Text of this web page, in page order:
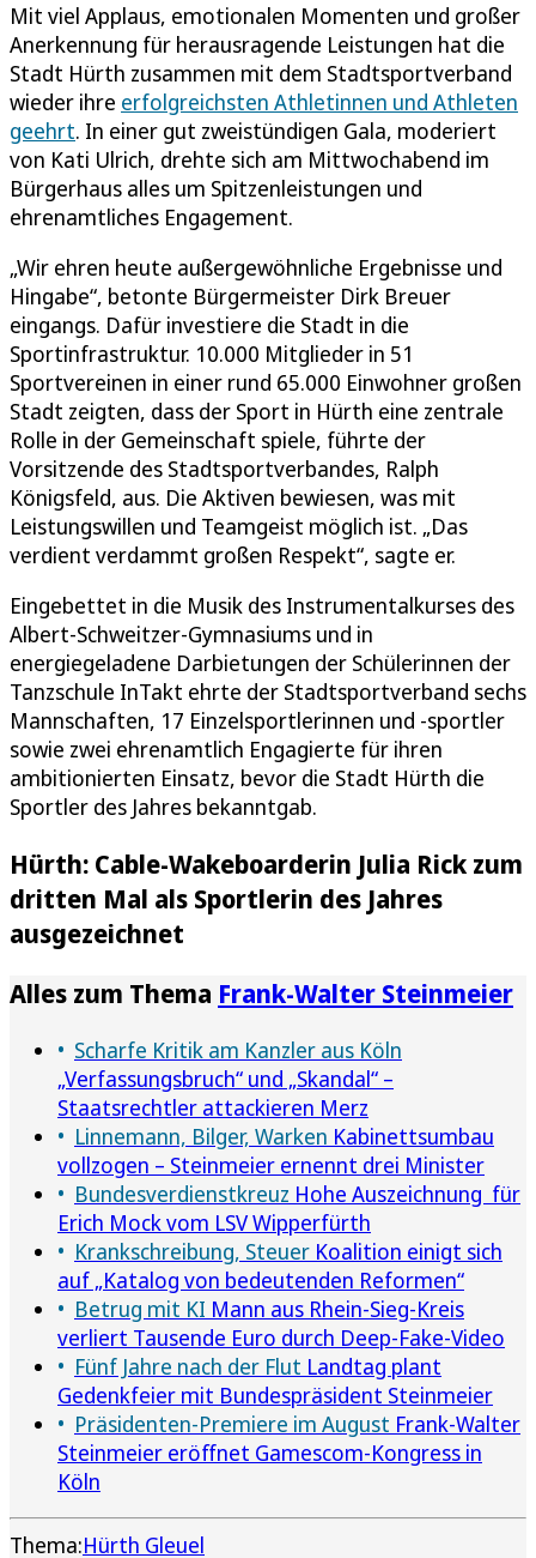
Mit viel Applaus, emotionalen Momenten und großer
Anerkennung für herausragende Leistungen hat die
Stadt Hürth zusammen mit dem Stadtsportverband
wieder ihre erfolgreichsten Athletinnen und Athleten
geehrt. In einer gut zweistündigen Gala, moderiert
von Kati Ulrich, drehte sich am Mittwochabend im
Bürgerhaus alles um Spitzenleistungen und
ehrenamtliches Engagement.
„Wir ehren heute außergewöhnliche Ergebnisse und
Hingabe“, betonte Bürgermeister Dirk Breuer
eingangs. Dafür investiere die Stadt in die
Sportinfrastruktur. 10.000 Mitglieder in 51
Sportvereinen in einer rund 65.000 Einwohner großen
Stadt zeigten, dass der Sport in Hürth eine zentrale
Rolle in der Gemeinschaft spiele, führte der
Vorsitzende des Stadtsportverbandes, Ralph
Königsfeld, aus. Die Aktiven bewiesen, was mit
Leistungswillen und Teamgeist möglich ist. „Das
verdient verdammt großen Respekt“, sagte er.
Eingebettet in die Musik des Instrumentalkurses des
Albert-Schweitzer-Gymnasiums und in
energiegeladene Darbietungen der Schülerinnen der
Tanzschule InTakt ehrte der Stadtsportverband sechs
Mannschaften, 17 Einzelsportlerinnen und -sportler
sowie zwei ehrenamtlich Engagierte für ihren
ambitionierten Einsatz, bevor die Stadt Hürth die
Sportler des Jahres bekanntgab.
Hürth: Cable-Wakeboarderin Julia Rick zum
dritten Mal als Sportlerin des Jahres
ausgezeichnet
Alles zum Thema Frank-Walter Steinmeier
Scharfe Kritik am Kanzler aus Köln
„Verfassungsbruch“ und „Skandal“ –
Staatsrechtler attackieren Merz
Linnemann, Bilger, Warken Kabinettsumbau
vollzogen – Steinmeier ernennt drei Minister
Bundesverdienstkreuz Hohe Auszeichnung für
Erich Mock vom LSV Wipperfürth
Krankschreibung, Steuer Koalition einigt sich
auf „Katalog von bedeutenden Reformen“
Betrug mit KI Mann aus Rhein-Sieg-Kreis
verliert Tausende Euro durch Deep-Fake-Video
Fünf Jahre nach der Flut Landtag plant
Gedenkfeier mit Bundespräsident Steinmeier
Präsidenten-Premiere im August Frank-Walter
Steinmeier eröffnet Gamescom-Kongress in
Köln
Thema:Hürth Gleuel